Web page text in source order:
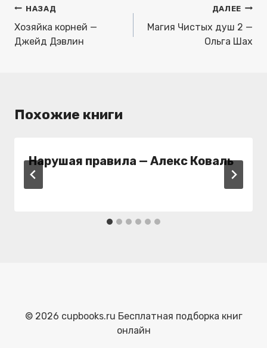
Навигация
по
записям
НАЗАД
Хозяйка корней —
Джейд Дэвлин
ДАЛЕЕ
Магия Чистых душ 2 —
Ольга Шах
Похожие книги
Нарушая правила — Алекс Коваль
© 2026 cupbooks.ru Бесплатная подборка книг
онлайн